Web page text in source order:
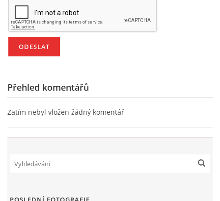
BÁSNĚ K TÉMATU JARO
POHYBOVÉ AKTIVITY NA TÉMA JARO
PÍSNĚ K TÉMATU PODZIM
Přehled komentářů
Zatím nebyl vložen žádný komentář